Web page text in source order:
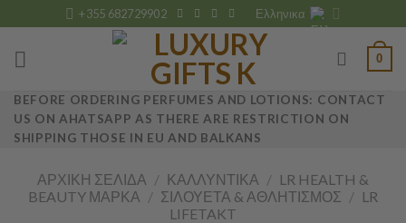
to
content
+355 682729902 Ελληνικα
0
BEFORE ORDERING PERFUMES AND LOTIONS: CONTACT
US ON AHATSAPP AS THERE ARE RESTRICTION ON
SHIPPING THOSE IN EU AND BALKANS
ΑΡΧΙΚΉ ΣΕΛΊΔΑ / ΚΑΛΛΥΝΤΙΚΆ / LR HEALTH &
BEAUTY ΜΆΡΚΑ / ΣΙΛΟΥΈΤΑ & ΑΘΛΗΤΙΣΜΌΣ / LR
LIFETAKT